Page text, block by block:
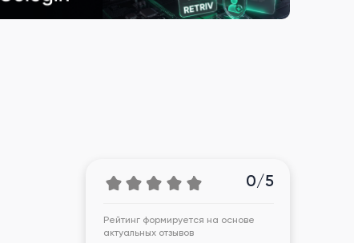
0/5
Рейтинг формируется на основе
актуальных отзывов